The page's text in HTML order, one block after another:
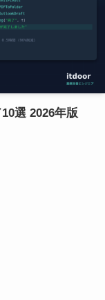
選 2026年版